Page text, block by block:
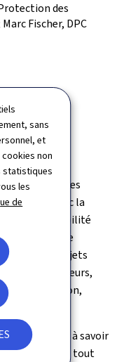
sans
et
non
statistiques
les
de
des
Fischer, DPC
Protection des
entrevue avec la
et de la Mobilité
dans une
nombreux sujets
consommateurs,
la réparation,
clair, à savoir
tout